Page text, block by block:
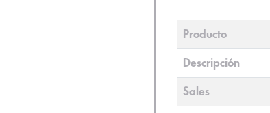
Producto
Descripción
Sales